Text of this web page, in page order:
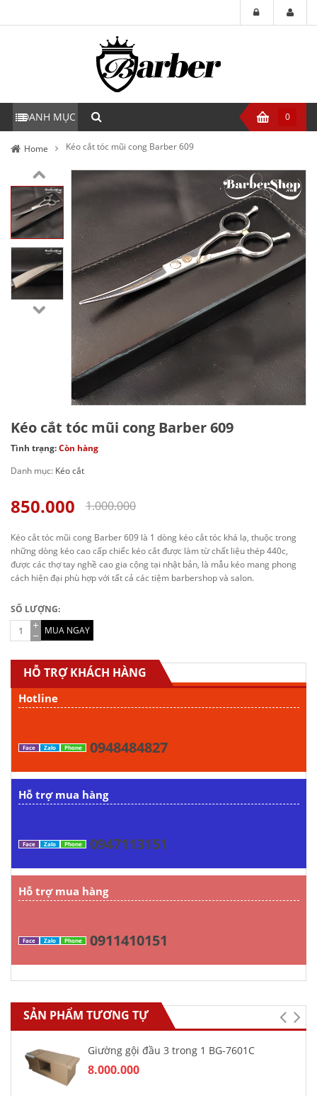
DANH MỤC 0
Home Kéo cắt tóc mũi cong Barber 609
Kéo cắt tóc mũi cong Barber 609
Tình trạng:Còn hàng
Danh mục: Kéo cắt
1.000.000
850.000
Kéo cắt tóc mũi cong Barber 609 là 1 dòng kéo cắt tóc khá lạ, thuộc trong
những dòng kéo cao cấp chiếc kéo cắt được làm từ chất liệu thép 440c,
được các thợ tay nghề cao gia cộng tại nhật bản, là mẫu kéo mang phong
cách hiện đại phù hợp với tất cả các tiệm barbershop và salon.
SỐ LƯỢNG:
MUA NGAY
HỖ TRỢ KHÁCH HÀNG
Hotline
Face Zalo Phone 0948484827
Hỗ trợ mua hàng
Face Zalo Phone 0947113151
Hỗ trợ mua hàng
Face Zalo Phone 0911410151
SẢN PHẨM TƯƠNG TỰ
Giường gội đầu 3 trong 1 BG-7601C
8.000.000